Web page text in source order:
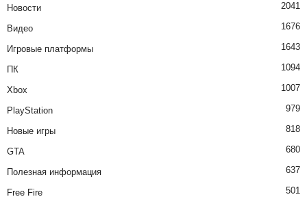
Новости 2041
Видео 1676
Игровые платформы 1643
ПК 1094
Xbox 1007
PlayStation 979
Новые игры 818
GTA 680
Полезная информация 637
Free Fire 501